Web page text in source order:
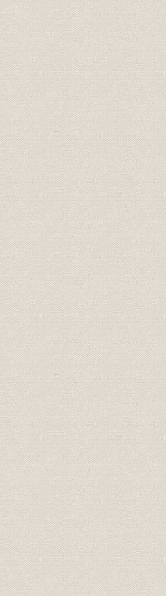
ム事業
がり
科フイルムの設立
設立と解散
ト法」の確立
能材」事業の拡大
入計画
業への進出と撤退
業への進出
ロン」の用途拡大
プラスチック事業の基盤確立
への参入
確立
布事業の展開
製品・生産技術の多様化
業の再構築
誕生
拡大
業の模索
術と検査薬
開始と新薬申請
始